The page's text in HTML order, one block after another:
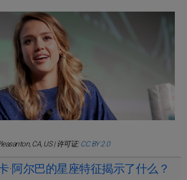
CA, US | 许可证:CC BY 2.0
·阿尔巴的星座特征揭示了什么？